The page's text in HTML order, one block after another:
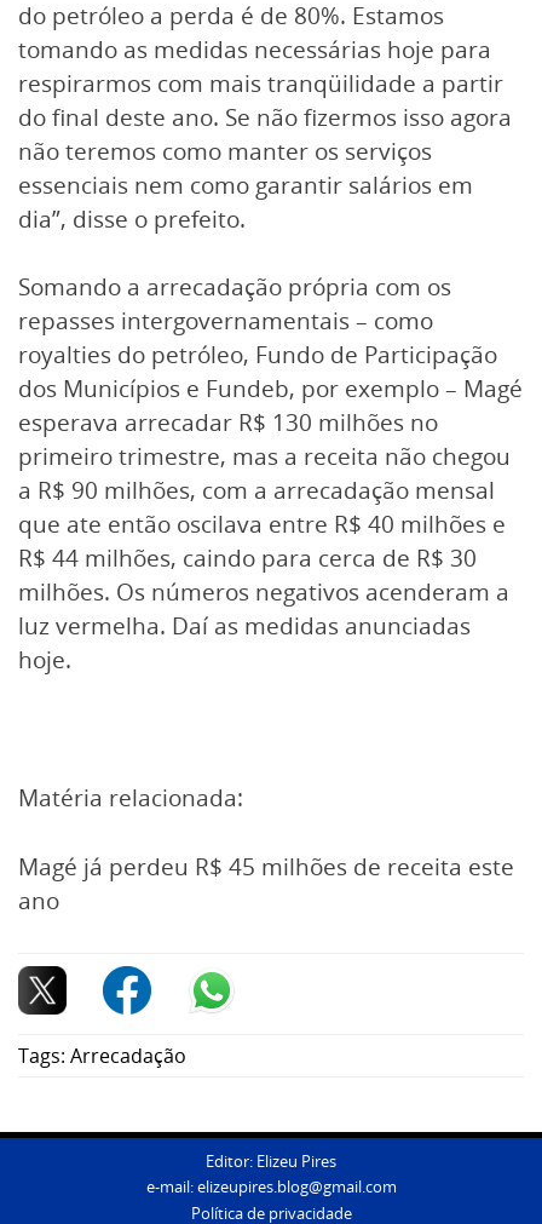
do petróleo a perda é de 80%. Estamos
tomando as medidas necessárias hoje para
respirarmos com mais tranqüilidade a partir
do final deste ano. Se não fizermos isso agora
não teremos como manter os serviços
essenciais nem como garantir salários em
dia”, disse o prefeito.
Somando a arrecadação própria com os
repasses intergovernamentais – como
royalties do petróleo, Fundo de Participação
dos Municípios e Fundeb, por exemplo – Magé
esperava arrecadar R$ 130 milhões no
primeiro trimestre, mas a receita não chegou
a R$ 90 milhões, com a arrecadação mensal
que ate então oscilava entre R$ 40 milhões e
R$ 44 milhões, caindo para cerca de R$ 30
milhões. Os números negativos acenderam a
luz vermelha. Daí as medidas anunciadas
hoje.
Matéria relacionada:
Magé já perdeu R$ 45 milhões de receita este
ano
Tags: Arrecadação
Editor: Elizeu Pires
e-mail:elizeupires.blog@gmail.com
Política de privacidade